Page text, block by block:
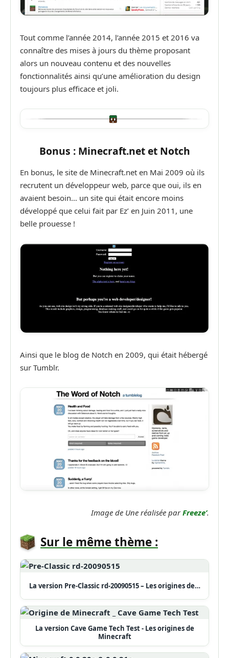
Tout comme l’année 2014, l’année 2015 et 2016 va
connaître des mises à jours du thème proposant
alors un nouveau contenu et des nouvelles
fonctionnalités ainsi qu’une amélioration du design
toujours plus efficace et joli.
Bonus : Minecraft.net et Notch
En bonus, le site de Minecraft.net en Mai 2009 où ils
recrutent un développeur web, parce que oui, ils en
avaient besoin… un site qui était encore moins
développé que celui fait par Ez’ en Juin 2011, une
belle prouesse !
Ainsi que le blog de Notch en 2009, qui était hébergé
sur Tumblr.
Image de Une réalisée parFreeze’.
Sur le même thème :
La version Pre-Classic rd-20090515 – Les origines de…
La version Cave Game Tech Test - Les origines de
Minecraft